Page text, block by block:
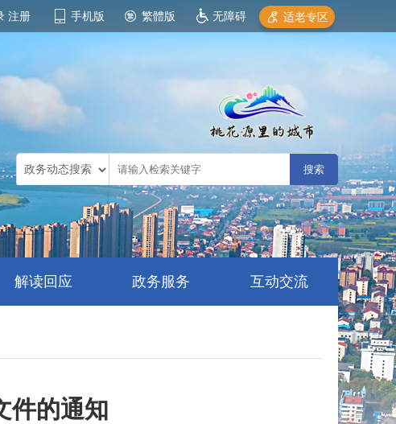
注册 手机版 繁體版 无障碍 适老专区
解读回应 政务服务 互动交流
件的通知